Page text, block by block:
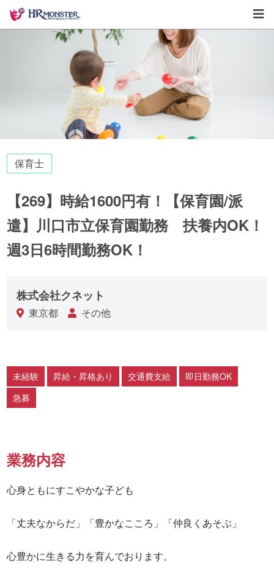
保育士
【269】時給1600円有！【保育園/派
遣】川口市立保育園勤務 扶養内OK！
週3日6時間勤務OK！
株式会社クネット
東京都 その他
未経験 昇給・昇格あり 交通費支給
即日勤務OK
急募
業務内容
心身ともにすこやかな子ども
「丈夫なからだ」「豊かなこころ」「仲良くあそぶ」
心豊かに生きる力を育んでおります。